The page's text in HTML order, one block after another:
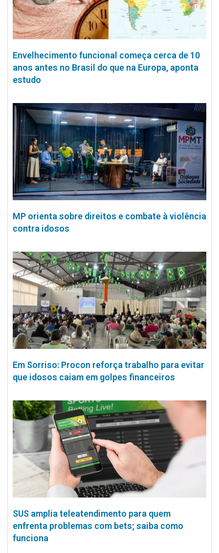
Envelhecimento funcional começa cerca de 10
anos antes no Brasil do que na Europa, aponta
estudo
MP orienta sobre direitos e combate à violência
contra idosos
Em Sorriso: Procon reforça trabalho para evitar
que idosos caiam em golpes financeiros
SUS amplia teleatendimento para quem
enfrenta problemas com bets; saiba como
funciona